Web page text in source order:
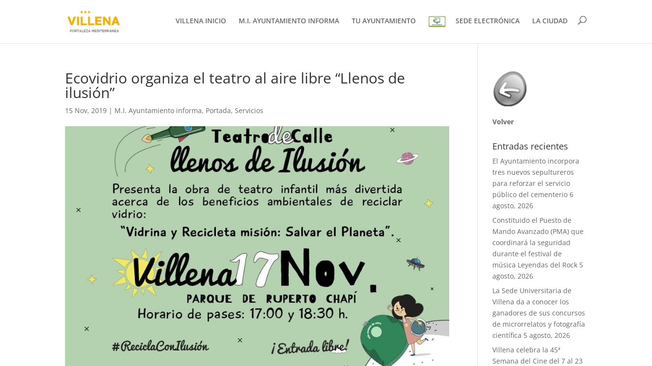
VILLENA INICIO M.I. AYUNTAMIENTO INFORMA TU AYUNTAMIENTO SEDE ELECTRÓNICA LA CIUDAD
Ecovidrio organiza el teatro al aire libre “Llenos de
ilusión”
15 Nov, 2019 | M.I. Ayuntamiento informa, Portada,Servicios
Volver
Entradas recientes
El Ayuntamiento incorpora
tres nuevos sepultureros
para reforzar el servicio
público del cementerio 6
agosto, 2026
Constituido el Puesto de
Mando Avanzado (PMA) que
coordinará la seguridad
durante el festival de
música Leyendas del Rock 5
agosto, 2026
La Sede Universitaria de
Villena da a conocer los
ganadores de sus concursos
de microrrelatos y fotografía
científica 5 agosto, 2026
Villena celebra la 45ª
Semana del Cine del 7 al 23